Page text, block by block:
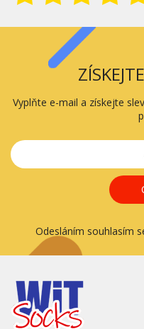
Vyplňte e-mail a získejte
Odesláním souhlasím